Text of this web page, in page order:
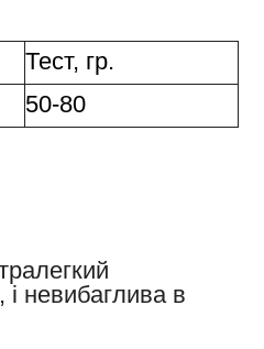
Тест, гр.
50-80
невибаглива в